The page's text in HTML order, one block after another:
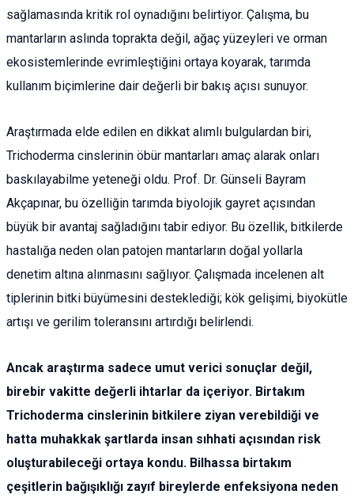
sağlamasında kritik rol oynadığını belirtiyor. Çalışma, bu
mantarların aslında toprakta değil, ağaç yüzeyleri ve orman
ekosistemlerinde evrimleştiğini ortaya koyarak, tarımda
kullanım biçimlerine dair değerli bir bakış açısı sunuyor.
Araştırmada elde edilen en dikkat alımlı bulgulardan biri,
Trichoderma cinslerinin öbür mantarları amaç alarak onları
baskılayabilme yeteneği oldu. Prof. Dr. Günseli Bayram
Akçapınar, bu özelliğin tarımda biyolojik gayret açısından
büyük bir avantaj sağladığını tabir ediyor. Bu özellik, bitkilerde
hastalığa neden olan patojen mantarların doğal yollarla
denetim altına alınmasını sağlıyor. Çalışmada incelenen alt
tiplerinin bitki büyümesini desteklediği; kök gelişimi, biyokütle
artışı ve gerilim toleransını artırdığı belirlendi.
Ancak araştırma sadece umut verici sonuçlar değil,
birebir vakitte değerli ihtarlar da içeriyor. Birtakım
Trichoderma cinslerinin bitkilere ziyan verebildiği ve
hatta muhakkak şartlarda insan sıhhati açısından risk
oluşturabileceği ortaya kondu. Bilhassa birtakım
çeşitlerin bağışıklığı zayıf bireylerde enfeksiyona neden